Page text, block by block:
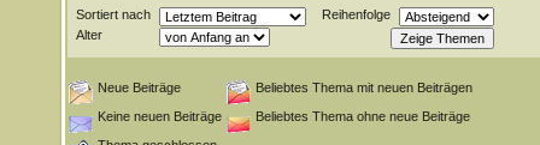
Sortiert nach
Reihenfolge
Alter
Neue Beiträge
Beliebtes Thema mit neuen Beiträgen
Keine neuen Beiträge
Beliebtes Thema ohne neue Beiträge